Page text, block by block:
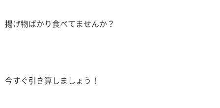
揚げ物ばかり食べてませんか？
今すぐ引き算しましょう！